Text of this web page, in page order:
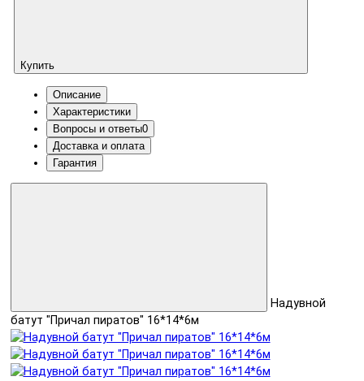
Купить
Описание
Характеристики
Вопросы и ответы0
Доставка и оплата
Гарантия
Надувной
батут "Причал пиратов" 16*14*6м